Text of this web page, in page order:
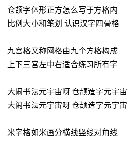
仓颉字体形正方怎么写于方格内
比例大小和笔划 认识汉字四骨格
九宫格又称网格由九个方格构成
上下三宫左中右适合练习所有字
大闹书法元宇宙呀 仓颉造字元宇宙
大闹书法元宇宙呀 仓颉造字元宇宙
米字格如米画分横线竖线对角线